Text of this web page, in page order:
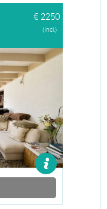
€ 2250
(Incl.)